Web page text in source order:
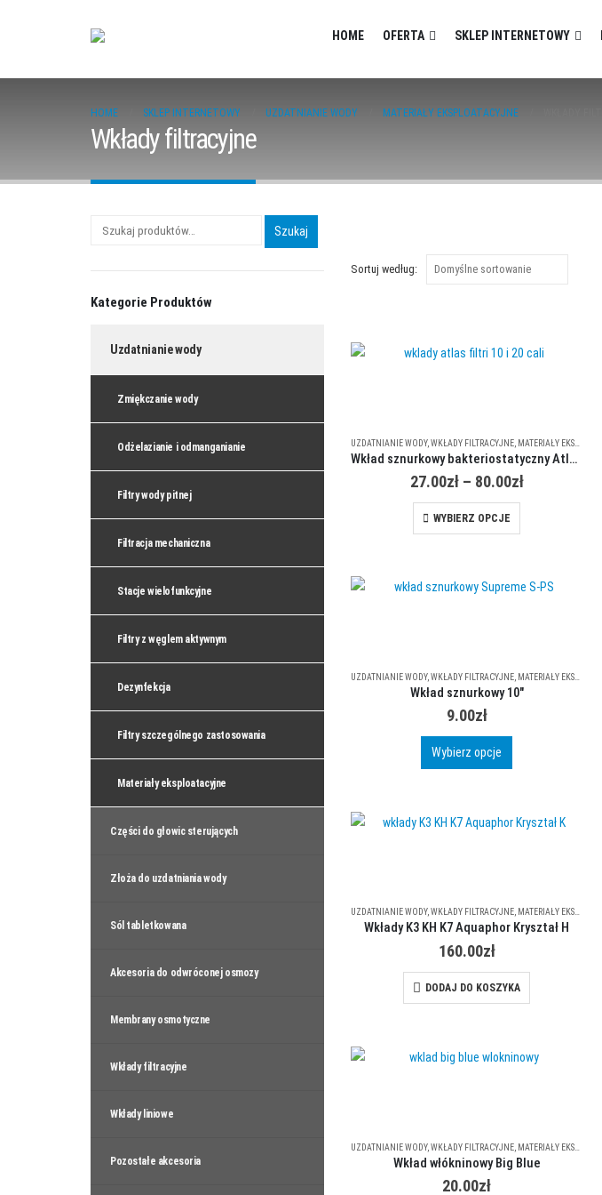
HOME OFERTA SKLEP INTERNETOWY
HOME SKLEP INTERNETOWY UZDATNIANIE WODY MATERIAŁY EKSPLOATACYJNE
Wkłady filtracyjne
Sortuj według:
UZDATNIANIE WODY, WKŁADY FILTRACYJNE, MATERIAŁY EKSPLOATACYJNE
Wkład sznurkowy bakteriostatyczny Atlas Filtri FA Sanic BX
27.00zł – 80.00złZakres
WYBIERZ OPCJE
produkt
na
UZDATNIANIE WODY, WKŁADY FILTRACYJNE, MATERIAŁY EKSPLOATACYJNE
Wkład sznurkowy 10″
9.00zł
Wybierz opcje
produkt
wariantów.
na
stronie
UZDATNIANIE WODY,WKŁADY FILTRACYJNE, MATERIAŁY EKSPLOATACYJNE
Wkłady K3 KH K7 Aquaphor Kryształ H
160.00zł
DODAJ DO KOSZYKA
UZDATNIANIE WODY, WKŁADY FILTRACYJNE, MATERIAŁY EKSPLOATACYJNE
Wkład włókninowy Big Blue
20.00zł
Szukaj
Kategorie Produktów
Uzdatnianie wody
Zmiękczanie wody
Odżelazianie i odmanganianie
Filtry wody pitnej
Filtracja mechaniczna
Stacje wielofunkcyjne
Filtry z węglem aktywnym
Dezynfekcja
Filtry szczególnego zastosowania
Materiały eksploatacyjne
Części do głowic sterujących
Złoża do uzdatniania wody
Sól tabletkowana
Akcesoria do odwróconej osmozy
Membrany osmotyczne
Wkłady filtracyjne
Wkłady liniowe
Pozostałe akcesoria